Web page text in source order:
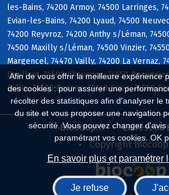
Afin de vous offrir la meilleure expérience
des cookies : pour assurer une
récolter des statistiques afin d'analyser le
du site et vous proposer une navigation
sécurité. Vous pouvez changer
paramétrant vos cookies. OK
En savoir plus et paramétrer
Je refuse
les-Bains, 74200 Armoy, 74500 Larringes,
Evian-les-Bains, 74200 Lyaud, 74500
74200 Reyvroz, 74200 Anthy s/Léman,
74500 Maxilly s/Léman, 74500 Vinzier,
Margencel, 74470 Vailly, 74200 La Vernaz,
Draillant, 74500 Chevenoz, 74550
Lullin, 74500 Bernex, 74140 Sciez, 74550
Biocoop.fr
Le réseau
Copyright Biocoop